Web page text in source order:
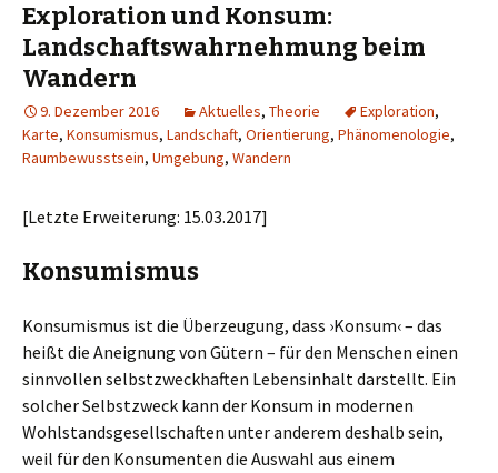
Exploration und Konsum:
Landschaftswahrnehmung beim
Wandern
9. Dezember 2016 Aktuelles, Theorie Exploration,
Karte, Konsumismus, Landschaft, Orientierung, Phänomenologie,
Raumbewusstsein, Umgebung, Wandern
[Letzte Erweiterung: 15.03.2017]
Konsumismus
Konsumismus ist die Überzeugung, dass ›Konsum‹ – das
heißt die Aneignung von Gütern – für den Menschen einen
sinnvollen selbstzweckhaften Lebensinhalt darstellt. Ein
solcher Selbstzweck kann der Konsum in modernen
Wohlstandsgesellschaften unter anderem deshalb sein,
weil für den Konsumenten die Auswahl aus einem